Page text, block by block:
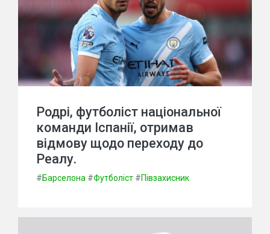
Родрі, футболіст національної
команди Іспанії, отримав
відмову щодо переходу до
Реалу.
#Барселона #Футболіст #Півзахисник